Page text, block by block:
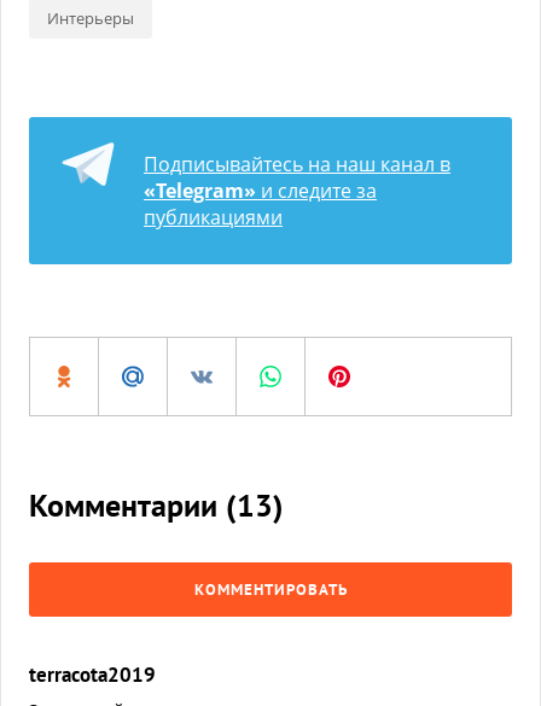
Интерьеры
Подписывайтесь на наш канал в
«Telegram» и следите за
публикациями
Комментарии (13)
КОММЕНТИРОВАТЬ
terracota2019